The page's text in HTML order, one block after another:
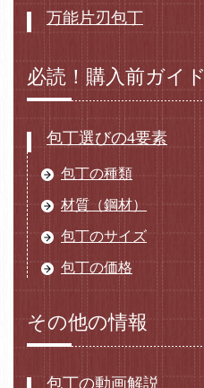
万能片刃包丁
必読！購入前ガイド
包丁選びの4要素
包丁の種類
材質（鋼材）
包丁のサイズ
包丁の価格
その他の情報
包丁の動画解説